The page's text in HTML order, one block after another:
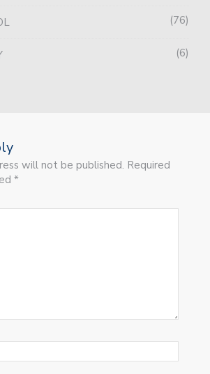
76
6
will not be published. Required
*